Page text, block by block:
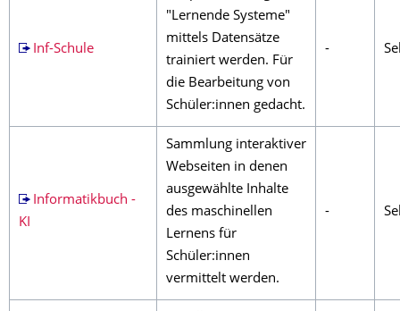
Inf-Schule
"Lernende Systeme"
mittels Datensätze
trainiert werden. Für
die Bearbeitung von
Schüler:innen gedacht.
-
Informatikbuch -
KI
Sammlung interaktiver
Webseiten in denen
ausgewählte Inhalte
des maschinellen
Lernens für
Schüler:innen
vermittelt werden.
-